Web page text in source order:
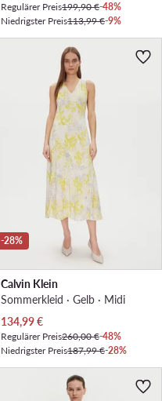
Regulärer Preis199,90 €-48%
Niedrigster Preis113,99 €-9%
-28%
Calvin Klein
Sommerkleid · Gelb · Midi
Aktueller Preis
134,99€
Regulärer Preis260,00 €-48%
Niedrigster Preis187,99 €-28%